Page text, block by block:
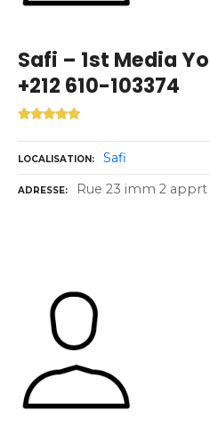
Safi – 1st Media
+212 610-103374
LOCALISATION Safi
ADRESSE Rue 23 imm 2 apprt